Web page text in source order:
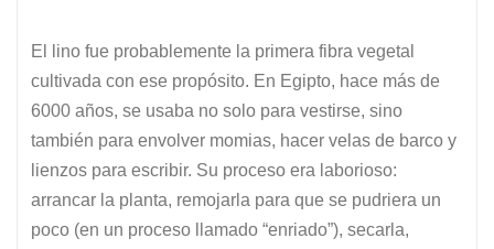
El lino fue probablemente la primera fibra vegetal
cultivada con ese propósito. En Egipto, hace más de
6000 años, se usaba no solo para vestirse, sino
también para envolver momias, hacer velas de barco y
lienzos para escribir. Su proceso era laborioso:
arrancar la planta, remojarla para que se pudriera un
poco (en un proceso llamado “enriado”), secarla,